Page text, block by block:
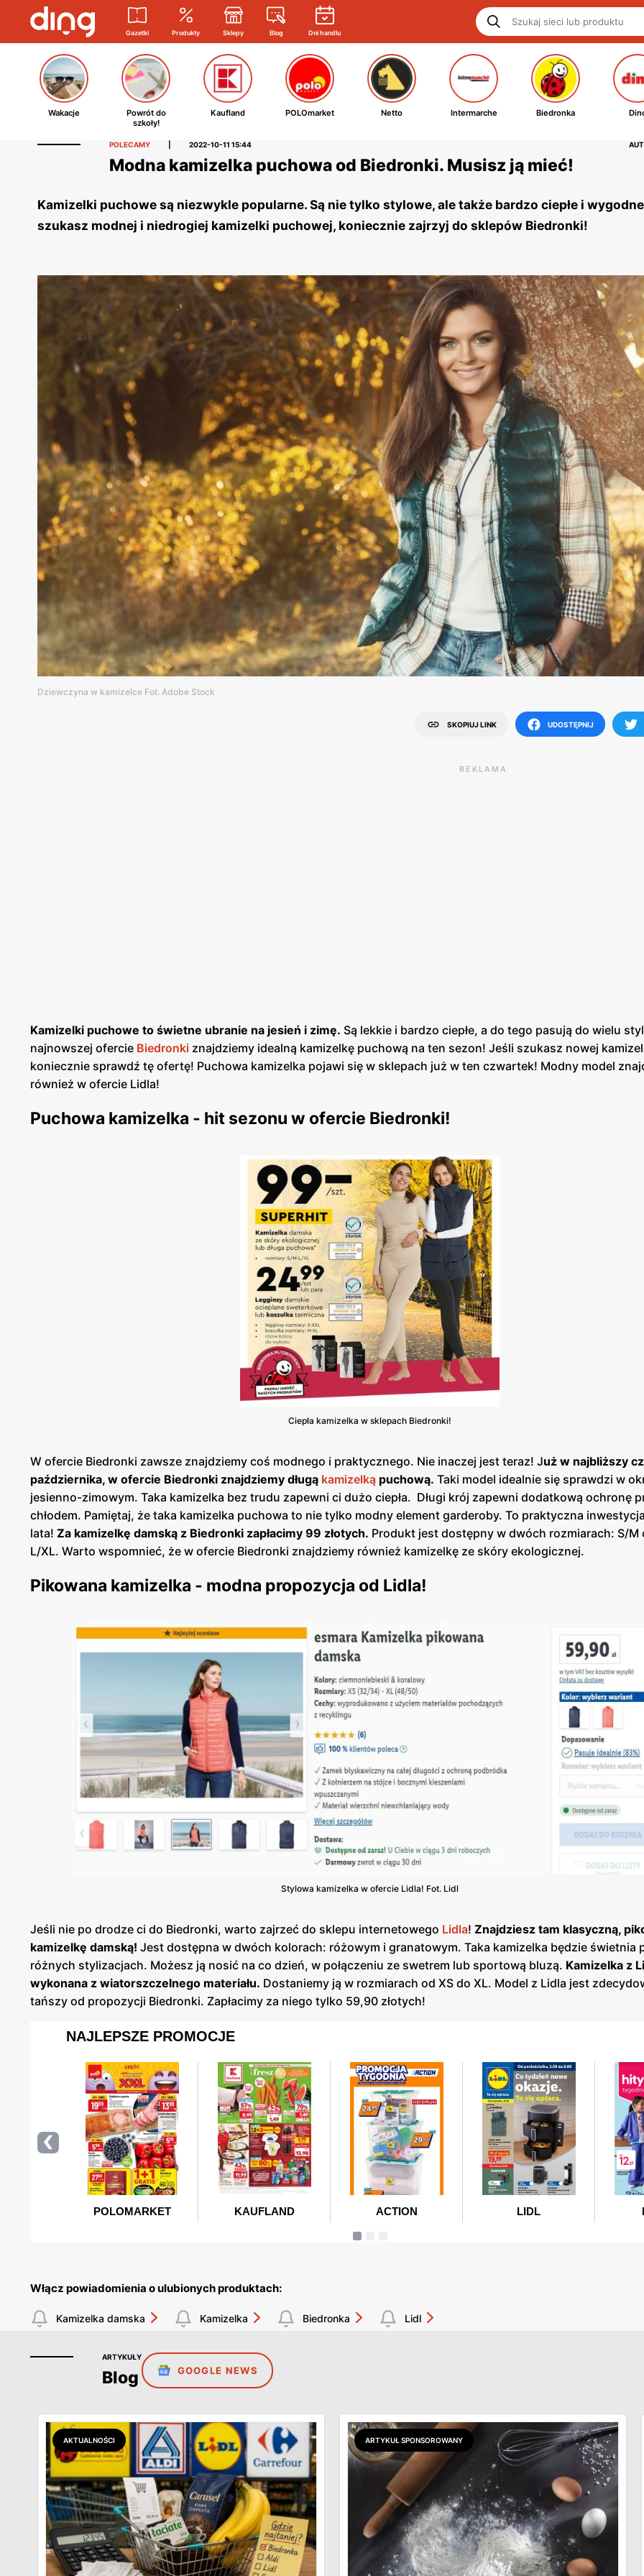
Gazetki Produkty Sklepy Blog Dni handlu
Wakacje
Powrót do
szkoły!
Kaufland POLOmarket Netto Intermarche Biedronka
POLECAMY 2022-10-11 15:44
Modna kamizelka puchowa od Biedronki. Musisz ją mieć!
Kamizelki puchowe są niezwykle popularne. Są nie tylko stylowe, ale także bardzo ciepłe i
szukasz modnej i niedrogiej kamizelki puchowej, koniecznie zajrzyj do sklepów Biedronki!
Dziewczyna w kamizelce Fot. Adobe Stock
SKOPIUJ LINK UDOSTĘPNIJ
REKLAMA
Kamizelki puchowe to świetne ubranie na jesień i zimę. Są lekkie i bardzo ciepłe, a do tego pasują do wielu
najnowszej ofercie Biedronki znajdziemy idealną kamizelkę puchową na ten sezon! Jeśli szukasz nowej
koniecznie sprawdź tę ofertę! Puchowa kamizelka pojawi się w sklepach już w ten czwartek! Modny model
również w ofercie Lidla!
Puchowa kamizelka - hit sezonu w ofercie Biedronki!
Ciepła kamizelka w sklepach Biedronki!
W ofercie Biedronki zawsze znajdziemy coś modnego i praktycznego. Nie inaczej jest teraz! Już w najbliższy
października, w ofercie Biedronki znajdziemy długą kamizelką puchową. Taki model idealnie się sprawdzi w
jesienno-zimowym. Taka kamizelka bez trudu zapewni ci dużo ciepła. Długi krój zapewni dodatkową ochronę
chłodem. Pamiętaj, że taka kamizelka puchowa to nie tylko modny element garderoby. To praktyczna
lata! Za kamizelkę damską z Biedronki zapłacimy 99 złotych. Produkt jest dostępny w dwóch rozmiarach: S/M
L/XL. Warto wspomnieć, że w ofercie Biedronki znajdziemy również kamizelkę ze skóry ekologicznej.
Pikowana kamizelka - modna propozycja od Lidla!
Stylowa kamizelka w ofercie Lidla! Fot. Lidl
Jeśli nie po drodze ci do Biedronki, warto zajrzeć do sklepu internetowego Lidla! Znajdziesz tam klasyczną,
kamizelkę damską! Jest dostępna w dwóch kolorach: różowym i granatowym. Taka kamizelka będzie świetnia
różnych stylizacjach. Możesz ją nosić na co dzień, w połączeniu ze swetrem lub sportową bluzą. Kamizelka z
wykonana z wiatorszczelnego materiału. Dostaniemy ją w rozmiarach od XS do XL. Model z Lidla jest
tańszy od propozycji Biedronki. Zapłacimy za niego tylko 59,90 złotych!
Włącz powiadomienia o ulubionych produktach:
Kamizelka damska Kamizelka Biedronka Lidl
ARTYKUŁY
Blog GOOGLE NEWS
AKTUALNOŚCI ARTYKUŁ SPONSOROWANY